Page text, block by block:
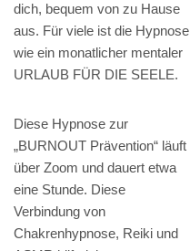
dich, bequem von zu Hause
aus. Für viele ist die Hypnose
wie ein monatlicher mentaler
URLAUB FÜR DIE SEELE.
Diese Hypnose zur
„BURNOUT Prävention“ läuft
über Zoom und dauert etwa
eine Stunde. Diese
Verbindung von
Chakrenhypnose, Reiki und